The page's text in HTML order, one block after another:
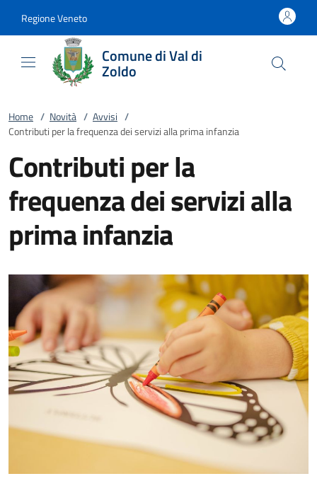
Regione Veneto
Comune di Val di
Zoldo
Home / Novità / Avvisi /
Contributi per la frequenza dei servizi alla prima infanzia
Contributi per la
frequenza dei servizi alla
prima infanzia